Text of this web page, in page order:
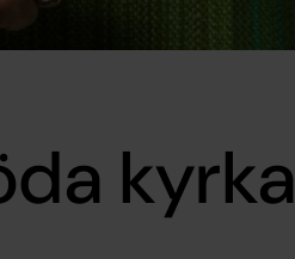
kyrka